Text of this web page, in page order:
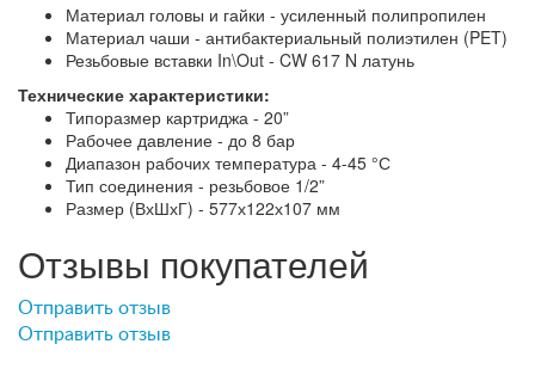
Материал головы и гайки - усиленный полипропилен
Материал чаши - антибактериальный полиэтилен (PET)
Резьбовые вставки In\Out - CW 617 N латунь
Технические характеристики:
Типоразмер картриджа - 20”
Рабочее давление - до 8 бар
Диапазон рабочих температура - 4-45 °С
Тип соединения - резьбовое 1/2”
Размер (ВхШхГ) - 577х122х107 мм
Отзывы покупателей
Отправить отзыв
Отправить отзыв